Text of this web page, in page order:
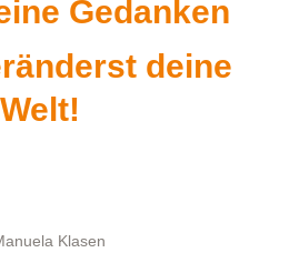
Gedanken
deine
Welt!